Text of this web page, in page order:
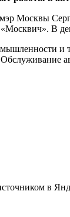
Москвы
В
и
в